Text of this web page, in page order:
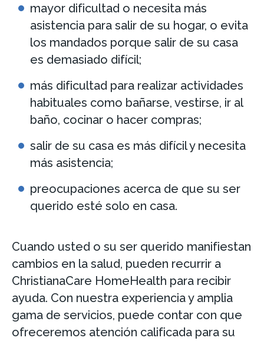
mayor dificultad o necesita más
asistencia para salir de su hogar, o evita
los mandados porque salir de su casa
es demasiado difícil;
más dificultad para realizar actividades
habituales como bañarse, vestirse, ir al
baño, cocinar o hacer compras;
salir de su casa es más difícil y necesita
más asistencia;
preocupaciones acerca de que su ser
querido esté solo en casa.
Cuando usted o su ser querido manifiestan
cambios en la salud, pueden recurrir a
ChristianaCare HomeHealth para recibir
ayuda. Con nuestra experiencia y amplia
gama de servicios, puede contar con que
ofreceremos atención calificada para su